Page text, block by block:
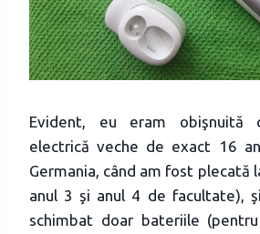
Evident, eu eram obişnuită
electrică veche de exact 16
Germania, când am fost plecată
anul 3 şi anul 4 de facultate),
schimbat doar bateriile